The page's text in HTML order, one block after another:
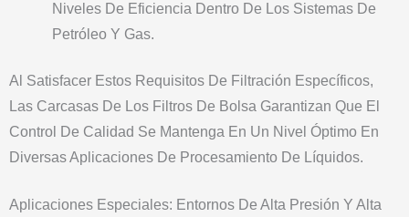
Niveles De Eficiencia Dentro De Los Sistemas De
Petróleo Y Gas.
Al Satisfacer Estos Requisitos De Filtración Específicos,
Las Carcasas De Los Filtros De Bolsa Garantizan Que El
Control De Calidad Se Mantenga En Un Nivel Óptimo En
Diversas Aplicaciones De Procesamiento De Líquidos.
Aplicaciones Especiales: Entornos De Alta Presión Y Alta